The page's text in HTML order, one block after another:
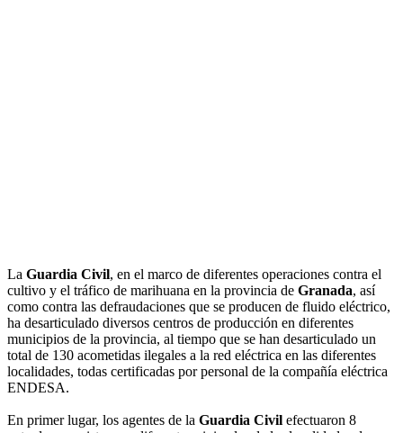
La Guardia Civil, en el marco de diferentes operaciones contra el
cultivo y el tráfico de marihuana en la provincia de Granada, así
como contra las defraudaciones que se producen de fluido eléctrico,
ha desarticulado diversos centros de producción en diferentes
municipios de la provincia, al tiempo que se han desarticulado un
total de 130 acometidas ilegales a la red eléctrica en las diferentes
localidades, todas certificadas por personal de la compañía eléctrica
ENDESA.
En primer lugar, los agentes de la Guardia Civil efectuaron 8